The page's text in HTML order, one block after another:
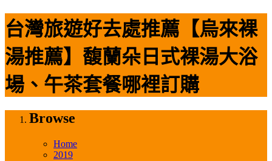
台灣旅遊好去處推薦【烏來裸
湯推薦】馥蘭朵日式裸湯大浴
場、午茶套餐哪裡訂購
Browse
Home
2019